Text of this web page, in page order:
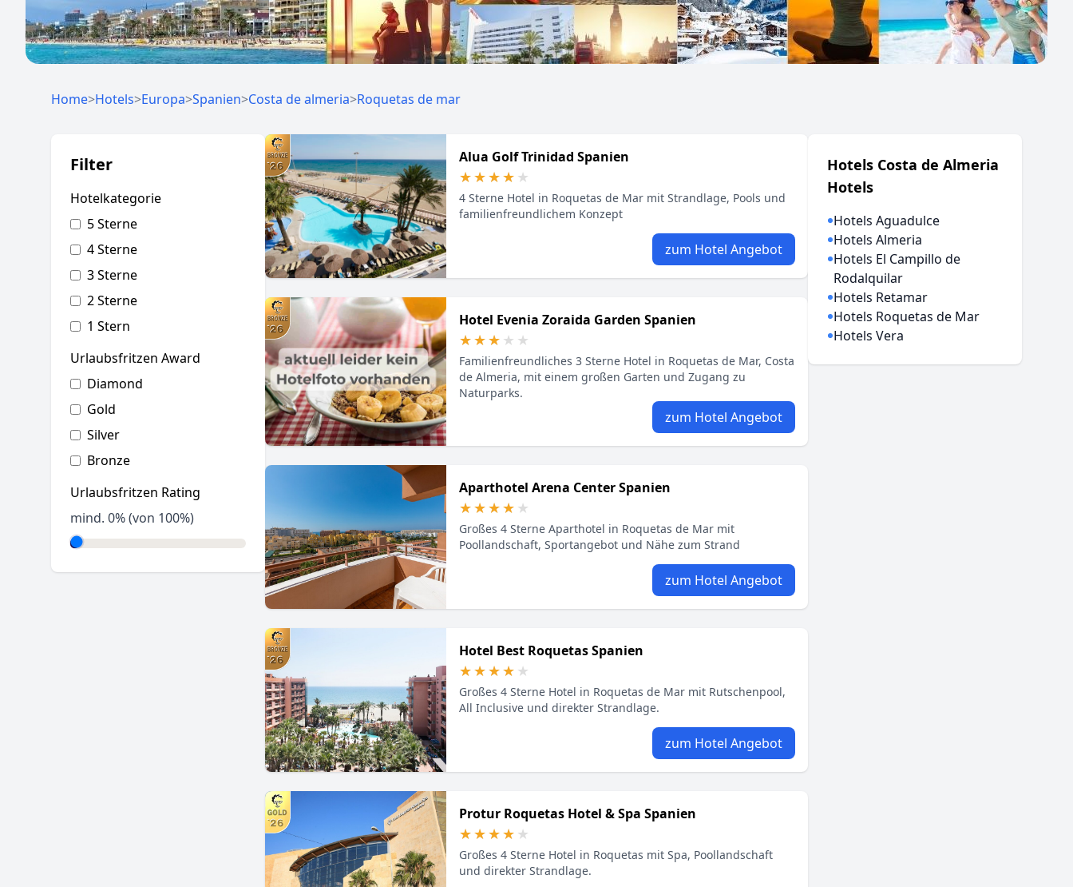
Home>Hotels>Europa>Spanien>Costa de almeria>Roquetas de mar
Filter
Hotelkategorie
5 Sterne
4 Sterne
3 Sterne
2 Sterne
1 Stern
Urlaubsfritzen Award
Diamond
Gold
Silver
Bronze
Urlaubsfritzen Rating
mind. 0% (von 100%)
Alua Golf Trinidad Spanien
★★★★★
★★★★★
4 Sterne Hotel in Roquetas de Mar mit Strandlage, Pools und
familienfreundlichem Konzept
zum Hotel Angebot
Hotel Evenia Zoraida Garden Spanien
★★★★★
★★★★★
Familienfreundliches 3 Sterne Hotel in Roquetas de Mar, Costa
de Almeria, mit einem großen Garten und Zugang zu
Naturparks.
zum Hotel Angebot
Aparthotel Arena Center Spanien
★★★★★
★★★★★
Großes 4 Sterne Aparthotel in Roquetas de Mar mit
Poollandschaft, Sportangebot und Nähe zum Strand
zum Hotel Angebot
Hotel Best Roquetas Spanien
★★★★★
★★★★★
Großes 4 Sterne Hotel in Roquetas de Mar mit Rutschenpool,
All Inclusive und direkter Strandlage.
zum Hotel Angebot
Protur Roquetas Hotel & Spa Spanien
★★★★★
★★★★★
Großes 4 Sterne Hotel in Roquetas mit Spa, Poollandschaft
und direkter Strandlage.
Hotels Costa de Almeria
Hotels
Hotels Aguadulce
Hotels Almeria
Hotels El Campillo de
Rodalquilar
Hotels Retamar
Hotels Roquetas de Mar
Hotels Vera